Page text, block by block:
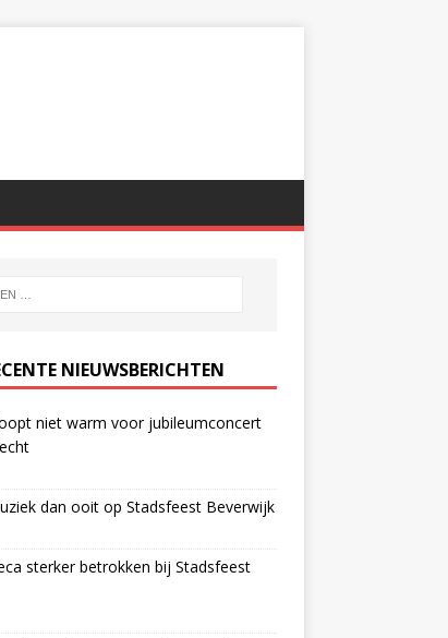
NIEUWSBERICHTEN
niet warm voor jubileumconcert
dan ooit op Stadsfeest Beverwijk
sterker betrokken bij Stadsfeest